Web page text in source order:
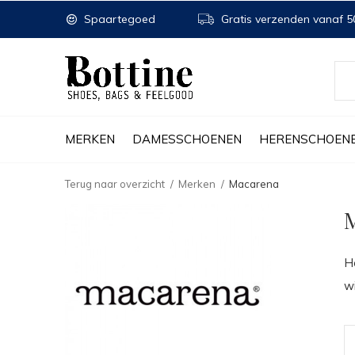
MERKEN DAMESSCHOENEN
Spaartegoed Gratis verzenden vanaf
Terug naar overzicht Merken Macarena